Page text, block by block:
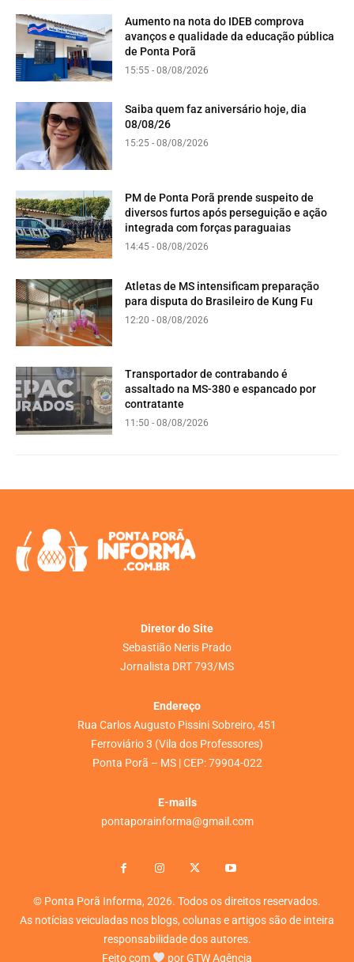
Aumento na nota do IDEB comprova
avanços e qualidade da educação pública
de Ponta Porã
15:55 - 08/08/2026
Saiba quem faz aniversário hoje, dia
08/08/26
15:25 - 08/08/2026
PM de Ponta Porã prende suspeito de
diversos furtos após perseguição e ação
integrada com forças paraguaias
14:45 - 08/08/2026
Atletas de MS intensificam preparação
para disputa do Brasileiro de Kung Fu
12:20 - 08/08/2026
Transportador de contrabando é
assaltado na MS-380 e espancado por
contratante
11:50 - 08/08/2026
Diretor do Site
Sebastião Neris Prado
Jornalista DRT 793/MS
Endereço
Rua Carlos Augusto Pissini Sobreiro, 451
Ferroviário 3 (Vila dos Professores)
Ponta Porã – MS | CEP: 79904-022
E-mails
pontaporainforma@gmail.com
© Ponta Porã Informa, 2026. Todos os direitos reservados.
As notícias veiculadas nos blogs, colunas e artigos são de inteira
responsabilidade dos autores.
Feito com
porGTW Agência